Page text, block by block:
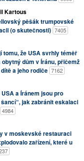
Kartous
pěšák trumpovské
(o skutečnosti) 7405
tomu, že USA svrhly téměř
dům v Íránu, přičemž
a jeho rodiče 7162
a Íránem jsou pro
jak zabránit eskalaci
4984
v moskevské restauraci
zařízení, které u